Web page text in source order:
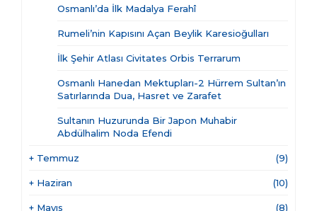
Osmanlı’da İlk Madalya Ferahî
Rumeli’nin Kapısını Açan Beylik Karesioğulları
İlk Şehir Atlası Civitates Orbis Terrarum
Osmanlı Hanedan Mektupları-2 Hürrem Sultan’ın
Satırlarında Dua, Hasret ve Zarafet
Sultanın Huzurunda Bir Japon Muhabir
Abdülhalim Noda Efendi
+ Temmuz (9)
+ Haziran (10)
+ Mayıs (8)